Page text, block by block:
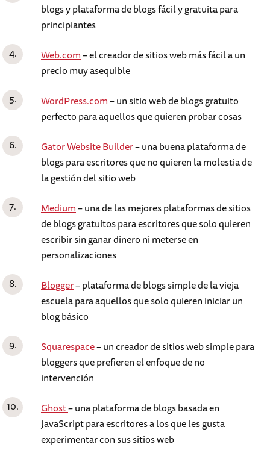
blogs y plataforma de blogs fácil y gratuita para
principiantes
Web.com– el creador de sitios web más fácil a un
precio muy asequible
WordPress.com– un sitio web de blogs gratuito
perfecto para aquellos que quieren probar cosas
Gator Website Builder– una buena plataforma de
blogs para escritores que no quieren la molestia de
la gestión del sitio web
Medium– una de las mejores plataformas de sitios
de blogs gratuitos para escritores que solo quieren
escribir sin ganar dinero ni meterse en
personalizaciones
Blogger– plataforma de blogs simple de la vieja
escuela para aquellos que solo quieren iniciar un
blog básico
Squarespace– un creador de sitios web simple para
bloggers que prefieren el enfoque de no
intervención
Ghost– una plataforma de blogs basada en
JavaScript para escritores a los que les gusta
experimentar con sus sitios web